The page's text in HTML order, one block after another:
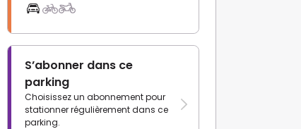
S’abonner dans ce
parking
Choisissez un abonnement pour
stationner régulièrement dans ce
parking.